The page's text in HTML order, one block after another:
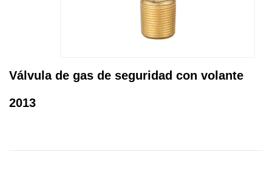
Válvula de gas de seguridad con volante
2013